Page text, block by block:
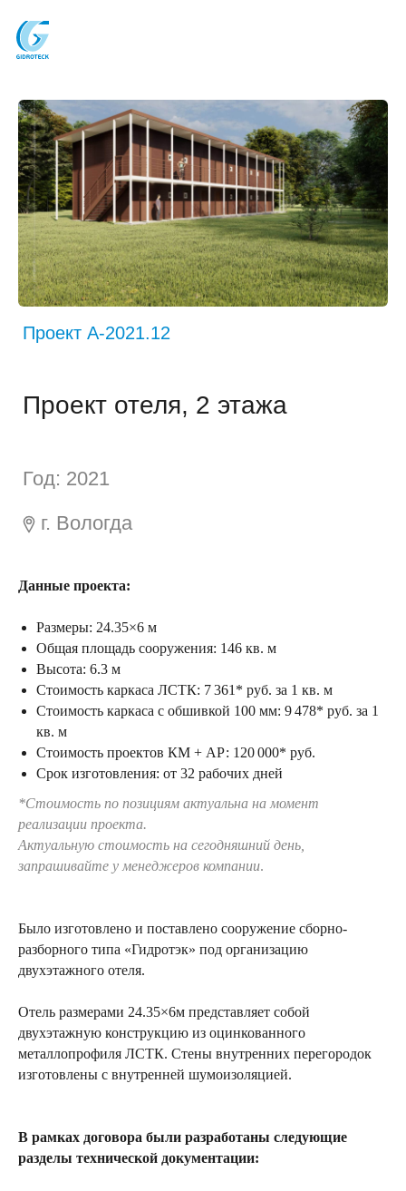
Проект отеля, 2 этажа
Проект A-2021.12
Год: 2021
Данные проекта:
Размеры: 24.35×6 м
Общая площадь сооружения: 146 кв. м
Высота: 6.3 м
Стоимость каркаса ЛСТК: 7 361* руб. за 1 кв. м
Стоимость каркаса с обшивкой 100 мм: 9 478* руб. за 1
кв. м
Стоимость проектов КМ + АР: 120 000* руб.
Срок изготовления: от 32 рабочих дней
*Стоимость по позициям актуальна на момент
реализации проекта.
Актуальную стоимость на сегодняшний день,
запрашивайте у менеджеров компании.
Было изготовлено и поставлено сооружение сборно-
разборного типа «Гидротэк» под организацию
двухэтажного отеля.
Отель размерами 24.35×6м представляет собой
двухэтажную конструкцию из оцинкованного
металлопрофиля ЛСТК. Стены внутренних перегородок
изготовлены с внутренней шумоизоляцией.
В рамках договора были разработаны следующие
разделы технической документации: